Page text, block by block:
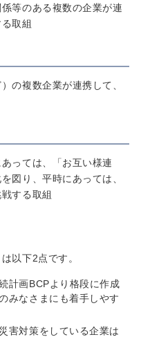
等のある複数の企業が連
取組
の複数企業が連携して、
っては、「お互い様連
図り、平時にあっては、
する取組
以下2点です。
計画BCPより格段に作成
みなさまにも着手しやす
害対策をしている企業は